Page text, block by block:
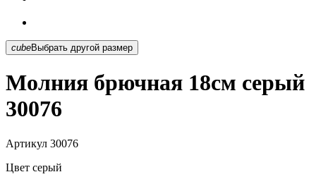
cubeВыбрать другой размер
Молния брючная 18см серый
30076
Артикул 30076
Цвет серый